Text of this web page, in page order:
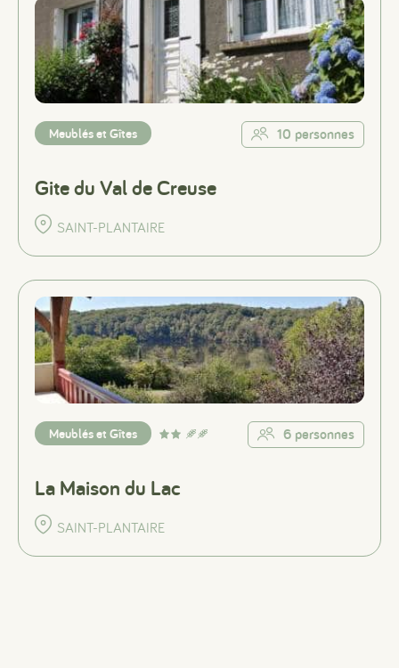
Meublés et Gîtes 10 personnes
Gite du Val de Creuse
SAINT-PLANTAIRE
Meublés et Gîtes 6 personnes
La Maison du Lac
SAINT-PLANTAIRE